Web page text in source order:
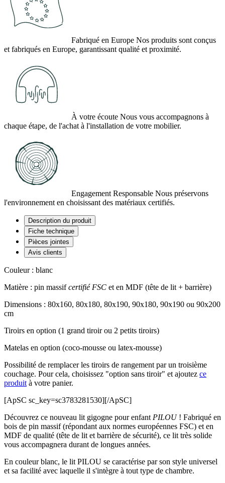
Fabriqué en Europe Nos produits sont conçus
et fabriqués en Europe, garantissant qualité et proximité.
À votre écoute Nous vous accompagnons à
chaque étape, de l'achat à l'installation de votre mobilier.
Engagement Responsable Nous préservons
l'environnement en choisissant des matériaux certifiés.
Description du produit
Fiche technique
Pièces jointes
Avis clients
Couleur : blanc
Matière : pin massifcertifié FSC et en MDF (tête de lit + barrière)
Dimensions : 80x160, 80x180, 80x190, 90x180, 90x190 ou 90x200
cm
Tiroirs en option (1 grand tiroir ou 2 petits tiroirs)
Matelas en option (coco-mousse ou latex-mousse)
Possibilité de remplacer les tiroirs de rangement par un troisième
couchage. Pour cela, choisissez "option sans tiroir" et ajoutez ce
produit à votre panier.
[ApSC sc_key=sc3783281530][/ApSC]
Découvrez ce nouveau lit gigogne pour enfant PILOU ! Fabriqué en
bois de pin massif (répondant aux normes européennes FSC) et en
MDF de qualité (tête de lit et barrière de sécurité), ce lit très solide
vous accompagnera durant de longues années.
En couleur blanc, le lit PILOU se caractérise par son style universel
et sa facilité avec laquelle il s'intègre à tout type de chambre.